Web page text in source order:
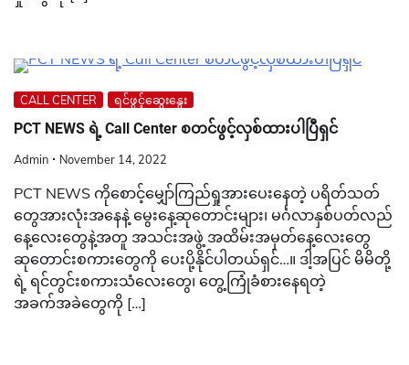
CALL CENTER ရင်ဖွင့်ဆွေးနွေး
PCT NEWS ရဲ့ Call Center စတင်ဖွင့်လှစ်ထားပါပြီရှင်
Admin November 14, 2022
PCT NEWS ကိုစောင့်မျှော်ကြည်ရှုအားပေးနေတဲ့ ပရိတ်သတ်
တွေအားလုံးအနေနဲ့ မွေးနေ့ဆုတောင်းများ၊ မင်္ဂလာနှစ်ပတ်လည်
နေ့လေးတွေနဲ့အတူ အသင်းအဖွဲ့ အထိမ်းအမှတ်နေ့လေးတွေ
ဆုတောင်းစကားတွေကို ပေးပို့နိုင်ပါတယ်ရှင်…။ ဒါ့အပြင် မိမိတို့
ရဲ့ ရင်တွင်းစကားသံလေးတွေ၊ တွေ့ကြုံခံစားနေရတဲ့
အခက်အခဲတွေကို […]